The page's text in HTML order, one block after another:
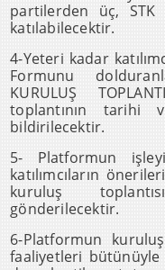
partilerden üç,
katılabilecektir.
4-Yeteri kadar
Formunu
KURULUŞ
toplantının tarihi
bildirilecektir.
5- Platformun
katılımcıların
kuruluş
gönderilecektir.
6-Platformun
faaliyetleri bütünüyle